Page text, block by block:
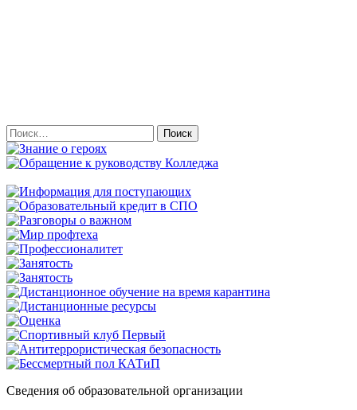
Найти:
Сведения об образовательной организации